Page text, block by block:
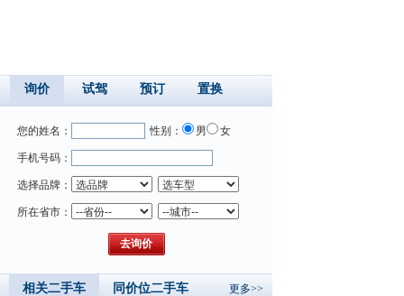
询价 试驾 预订 置换
您的姓名： 性别： 男 女
手机号码：
选择品牌：
所在省市：
相关二手车 同价位二手车 更多>>